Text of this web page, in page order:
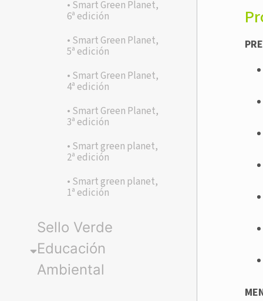
• Smart Green Planet,
6ª edición
• Smart Green Planet,
5ª edición
• Smart Green Planet,
4ª edición
• Smart Green Planet,
3ª edición
• Smart green planet,
2ª edición
• Smart green planet,
1ª edición
Sello Verde
Educación
Ambiental